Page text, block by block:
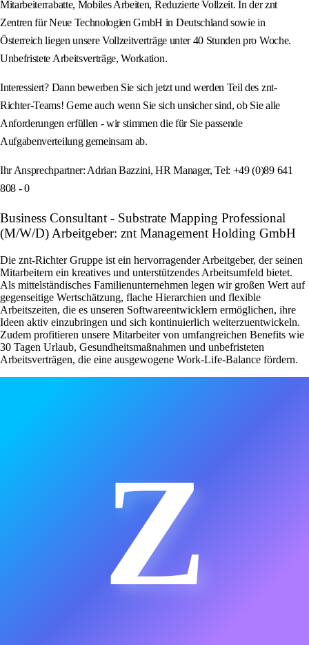
Mitarbeiterrabatte, Mobiles Arbeiten, Reduzierte Vollzeit. In der znt
Zentren für Neue Technologien GmbH in Deutschland sowie in
Österreich liegen unsere Vollzeitverträge unter 40 Stunden pro Woche.
Unbefristete Arbeitsverträge, Workation.
Interessiert? Dann bewerben Sie sich jetzt und werden Teil des znt-
Richter-Teams! Gerne auch wenn Sie sich unsicher sind, ob Sie alle
Anforderungen erfüllen - wir stimmen die für Sie passende
Aufgabenverteilung gemeinsam ab.
Ihr Ansprechpartner: Adrian Bazzini, HR Manager, Tel: +49 (0)89 641
808 - 0
Business Consultant - Substrate Mapping Professional
(M/W/D) Arbeitgeber: znt Management Holding GmbH
Die znt-Richter Gruppe ist ein hervorragender Arbeitgeber, der seinen
Mitarbeitern ein kreatives und unterstützendes Arbeitsumfeld bietet.
Als mittelständisches Familienunternehmen legen wir großen Wert auf
gegenseitige Wertschätzung, flache Hierarchien und flexible
Arbeitszeiten, die es unseren Softwareentwicklern ermöglichen, ihre
Ideen aktiv einzubringen und sich kontinuierlich weiterzuentwickeln.
Zudem profitieren unsere Mitarbeiter von umfangreichen Benefits wie
30 Tagen Urlaub, Gesundheitsmaßnahmen und unbefristeten
Arbeitsverträgen, die eine ausgewogene Work-Life-Balance fördern.
Z